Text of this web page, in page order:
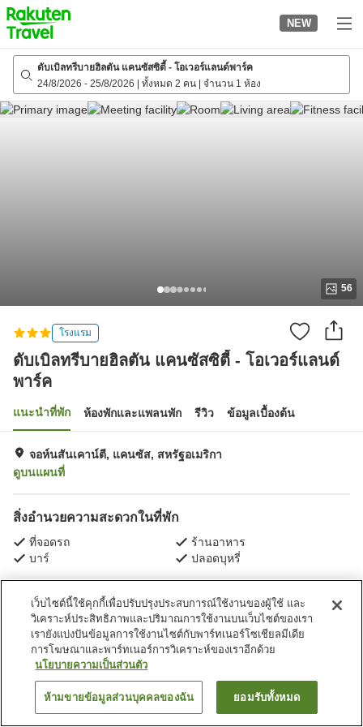
to
top
page
NEW
ดับเบิลทรีบายฮิลตัน แคนซัสซิตี้ - โอเวอร์แลนด์พาร์ค
24/8/2026 - 25/8/2026 ทั้งหมด 2 คน จำนวน 1 ห้อง
56
โรงแรม
ดับเบิลทรีบายฮิลตัน แคนซัสซิตี้ - โอเวอร์แลนด์
พาร์ค
แนะนำที่พัก ห้องพักและแพลนพัก รีวิว ข้อมูลเบื้องต้น
จอห์นสันเคาน์ตี, แคนซัส, สหรัฐอเมริกา
ดูบนแผนที่
สิ่งอำนวยความสะดวกในที่พัก
ที่จอดรถ
ร้านอาหาร
บาร์
ปลอดบุหรี่
หน้าแรก สหรัฐอเมริกา แคนซัส
จอห์นสันเคาน์ตี
ดับเบิลทรีบายฮิลตัน แคนซัสซิตี้ - โอเวอร์แลนด์พาร์ค
ค้นหาห้องพัก
เว็บไซต์นี้ใช้คุกกี้เพื่อปรับปรุงประสบการณ์ใช้งานของผู้ใช้ และ
วิเคราะห์ประสิทธิภาพและปริมาณการใช้งานบนเว็บไซต์ของเรา
เรายังแบ่งปันข้อมูลการใช้งานไซต์กับพาร์ทเนอร์โซเชียลมีเดีย
การโฆษณาและพาร์ทเนอร์การวิเคราะห์ของเราอีกด้วย
นโยบายความเป็นส่วนตัว
ห้ามขายข้อมูลส่วนบุคคลของฉัน ยอมรับทั้งหมด